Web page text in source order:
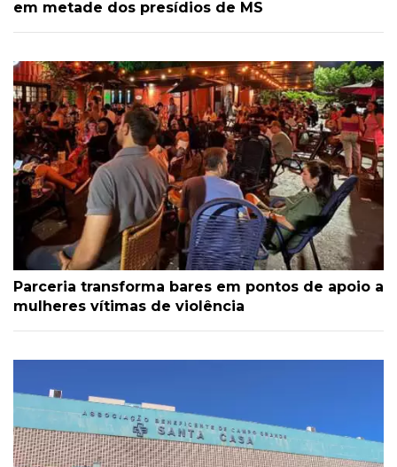
em metade dos presídios de MS
Parceria transforma bares em pontos de apoio a
mulheres vítimas de violência